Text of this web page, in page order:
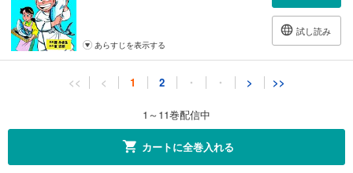
試し読み
あらすじを表示する
味なおふたり 11
あらすじを表示する
<< < 1 2 ・ ・ > >>
1～11巻配信中
カートに全巻入れる